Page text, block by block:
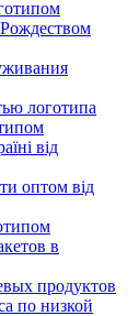
логотипа
від
оптом від
в
продуктов
по низкой